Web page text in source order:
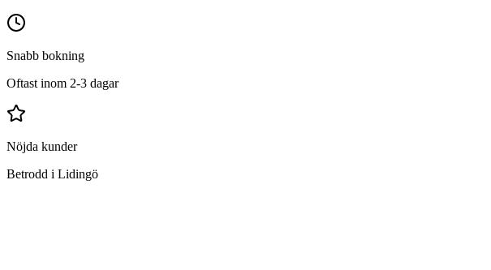
Snabb bokning
Oftast inom 2-3 dagar
Nöjda kunder
Betrodd i Lidingö